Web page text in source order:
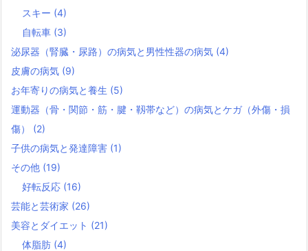
スキー (4)
自転車 (3)
泌尿器（腎臓・尿路）の病気と男性性器の病気 (4)
皮膚の病気 (9)
お年寄りの病気と養生 (5)
運動器（骨・関節・筋・腱・靱帯など）の病気とケガ（外傷・損
傷） (2)
子供の病気と発達障害 (1)
その他 (19)
好転反応 (16)
芸能と芸術家 (26)
美容とダイエット (21)
体脂肪 (4)